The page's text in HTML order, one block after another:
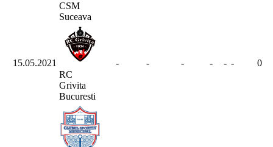
CSM
Suceava
15.05.2021
RC
Grivita
Bucuresti
- - - - - - 0